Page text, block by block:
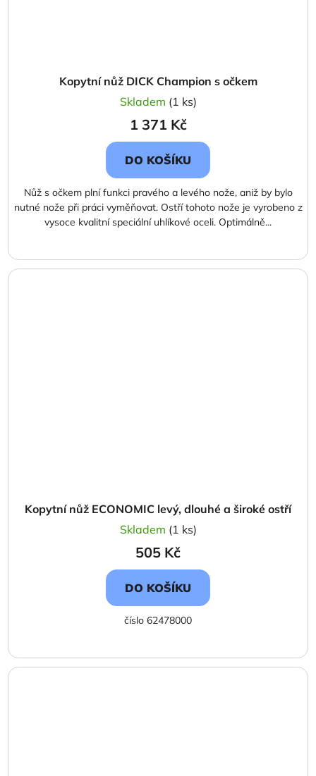
Kopytní nůž DICK Champion s očkem
Skladem (1 ks)
1 371 Kč
DO KOŠÍKU
Nůž s očkem plní funkci pravého a levého nože, aniž by bylo
nutné nože při práci vyměňovat. Ostří tohoto nože je vyrobeno z
vysoce kvalitní speciální uhlíkové oceli. Optimálně...
Kopytní nůž ECONOMIC levý, dlouhé a široké ostří
Skladem (1 ks)
505 Kč
DO KOŠÍKU
číslo 62478000